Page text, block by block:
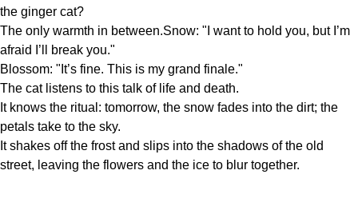
the ginger cat?
The only warmth in between.Snow: "I want to hold you, but I’m
afraid I’ll break you."
Blossom: "It’s fine. This is my grand finale."
The cat listens to this talk of life and death.
It knows the ritual: tomorrow, the snow fades into the dirt; the
petals take to the sky.
It shakes off the frost and slips into the shadows of the old
street, leaving the flowers and the ice to blur together.